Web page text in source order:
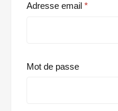
Adresse email
Mot de passe